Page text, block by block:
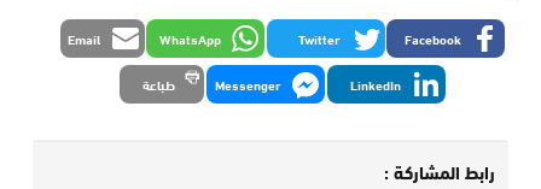
Facebook
Twitter
WhatsApp
Email
LinkedIn
Messenger طباعة
رابط المشاركة :